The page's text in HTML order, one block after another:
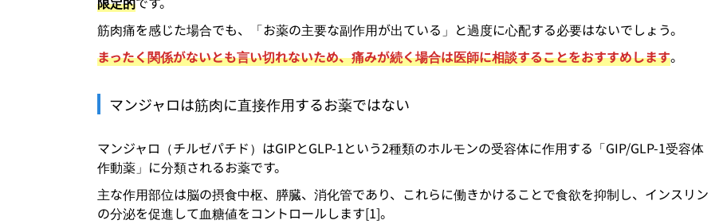
筋肉痛を感じた場合でも、「お薬の主要な副作用が出ている」と過度に心配する必要はないでしょう。
まったく関係がないとも言い切れないため、痛みが続く場合は医師に相談することをおすすめします。
マンジャロは筋肉に直接作用するお薬ではない
マンジャロ（チルゼパチド）はGIPとGLP-1という2種類のホルモンの受容体に作用する「GIP/GLP-1受容体
作動薬」に分類されるお薬です。
主な作用部位は脳の摂食中枢、膵臓、消化管であり、これらに働きかけることで食欲を抑制し、インスリン
の分泌を促進して血糖値をコントロールします[1]。